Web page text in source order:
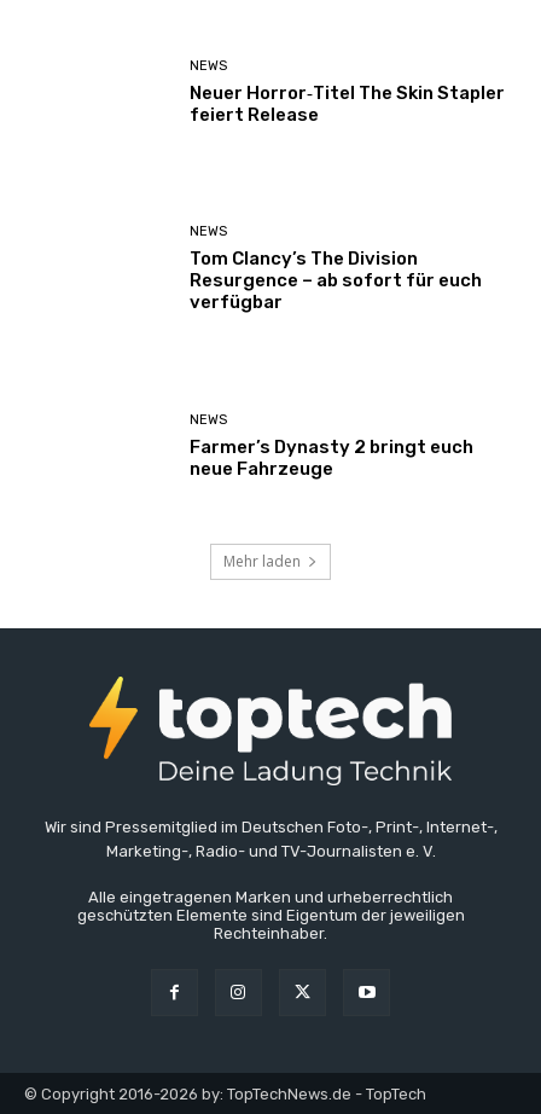
NEWS
Neuer Horror‑Titel The Skin Stapler
feiert Release
NEWS
Tom Clancy’s The Division
Resurgence – ab sofort für euch
verfügbar
NEWS
Farmer’s Dynasty 2 bringt euch
neue Fahrzeuge
Mehr laden
Wir sind Pressemitglied im Deutschen Foto-, Print-, Internet-,
Marketing-, Radio- und TV-Journalisten e. V.
Alle eingetragenen Marken und urheberrechtlich
geschützten Elemente sind Eigentum der jeweiligen
Rechteinhaber.
© Copyright 2016-2026 by: TopTechNews.de - TopTech